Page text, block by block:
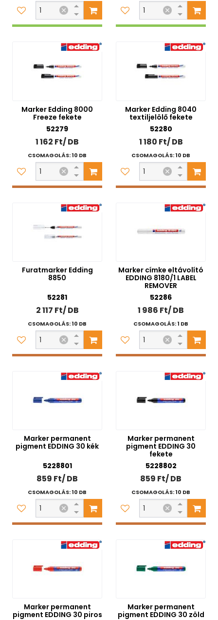
Marker Edding 8000
Freeze fekete
52279
1 162 Ft/ DB
CSOMAGOLÁS: 10 DB
Marker Edding 8040
textiljelölő fekete
52280
1 180 Ft/ DB
CSOMAGOLÁS: 10 DB
Furatmarker Edding
8850
52281
2 117 Ft/ DB
CSOMAGOLÁS: 10 DB
Marker címke eltávolító
EDDING 8180/1 LABEL
REMOVER
52286
1 986 Ft/ DB
CSOMAGOLÁS: 1 DB
Marker permanent
pigment EDDING 30 kék
5228801
859 Ft/ DB
CSOMAGOLÁS: 10 DB
Marker permanent
pigment EDDING 30
fekete
5228802
859 Ft/ DB
CSOMAGOLÁS: 10 DB
Marker permanent
pigment EDDING 30 piros
Marker permanent
pigment EDDING 30 zöld